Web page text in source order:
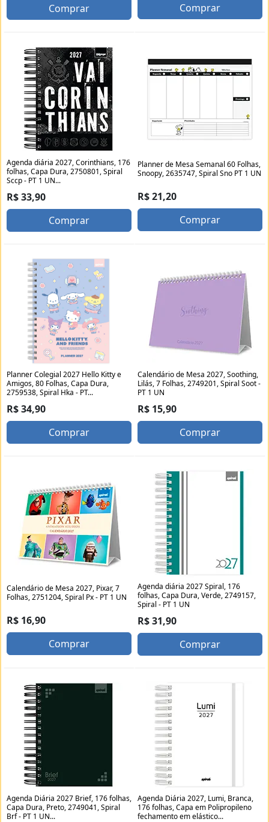
Comprar
Comprar
Agenda diária 2027, Corinthians, 176
folhas, Capa Dura, 2750801, Spiral
Sccp - PT 1 UN...
R$ 33,90
Comprar
Planner de Mesa Semanal 60 Folhas,
Snoopy, 2635747, Spiral Sno PT 1 UN
R$ 21,20
Comprar
Planner Colegial 2027 Hello Kitty e
Amigos, 80 Folhas, Capa Dura,
2759538, Spiral Hka - PT...
R$ 34,90
Comprar
Calendário de Mesa 2027, Soothing,
Lilás, 7 Folhas, 2749201, Spiral Soot -
PT 1 UN
R$ 15,90
Comprar
Calendário de Mesa 2027, Pixar, 7
Folhas, 2751204, Spiral Px - PT 1 UN
R$ 16,90
Comprar
Agenda diária 2027 Spiral, 176
folhas, Capa Dura, Verde, 2749157,
Spiral - PT 1 UN
R$ 31,90
Comprar
Agenda Diária 2027 Brief, 176 folhas,
Capa Dura, Preto, 2749041, Spiral
Brf - PT 1 UN...
Agenda Diária 2027, Lumi, Branca,
176 folhas, Capa em Polipropileno
fechamento em elástico...